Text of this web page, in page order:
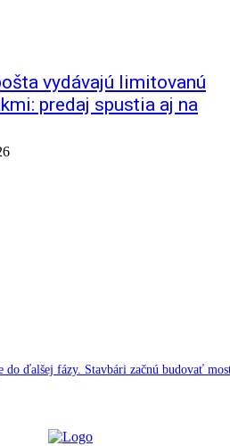
vydávajú limitovanú
predaj spustia aj na
do ďalšej fázy. Stavbári začnú budovať